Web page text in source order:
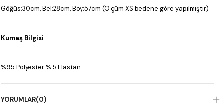
Göğüs:30cm, Bel:28cm, Boy:57cm (Ölçüm XS bedene göre yapılmıştır)
Kumaş Bilgisi
%95 Polyester % 5 Elastan
YORUMLAR(0)